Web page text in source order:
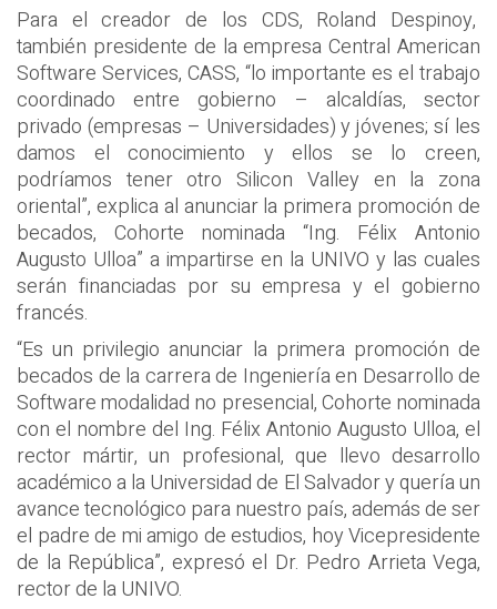
Para el creador de los CDS, Roland Despinoy,
también presidente de la empresa Central American
Software Services, CASS, “lo importante es el trabajo
coordinado entre gobierno – alcaldías, sector
privado (empresas – Universidades) y jóvenes; sí les
damos el conocimiento y ellos se lo creen,
podríamos tener otro Silicon Valley en la zona
oriental”, explica al anunciar la primera promoción de
becados, Cohorte nominada “Ing. Félix Antonio
Augusto Ulloa” a impartirse en la UNIVO y las cuales
serán financiadas por su empresa y el gobierno
francés.
“Es un privilegio anunciar la primera promoción de
becados de la carrera de Ingeniería en Desarrollo de
Software modalidad no presencial, Cohorte nominada
con el nombre del Ing. Félix Antonio Augusto Ulloa, el
rector mártir, un profesional, que llevo desarrollo
académico a la Universidad de El Salvador y quería un
avance tecnológico para nuestro país, además de ser
el padre de mi amigo de estudios, hoy Vicepresidente
de la República”, expresó el Dr. Pedro Arrieta Vega,
rector de la UNIVO.